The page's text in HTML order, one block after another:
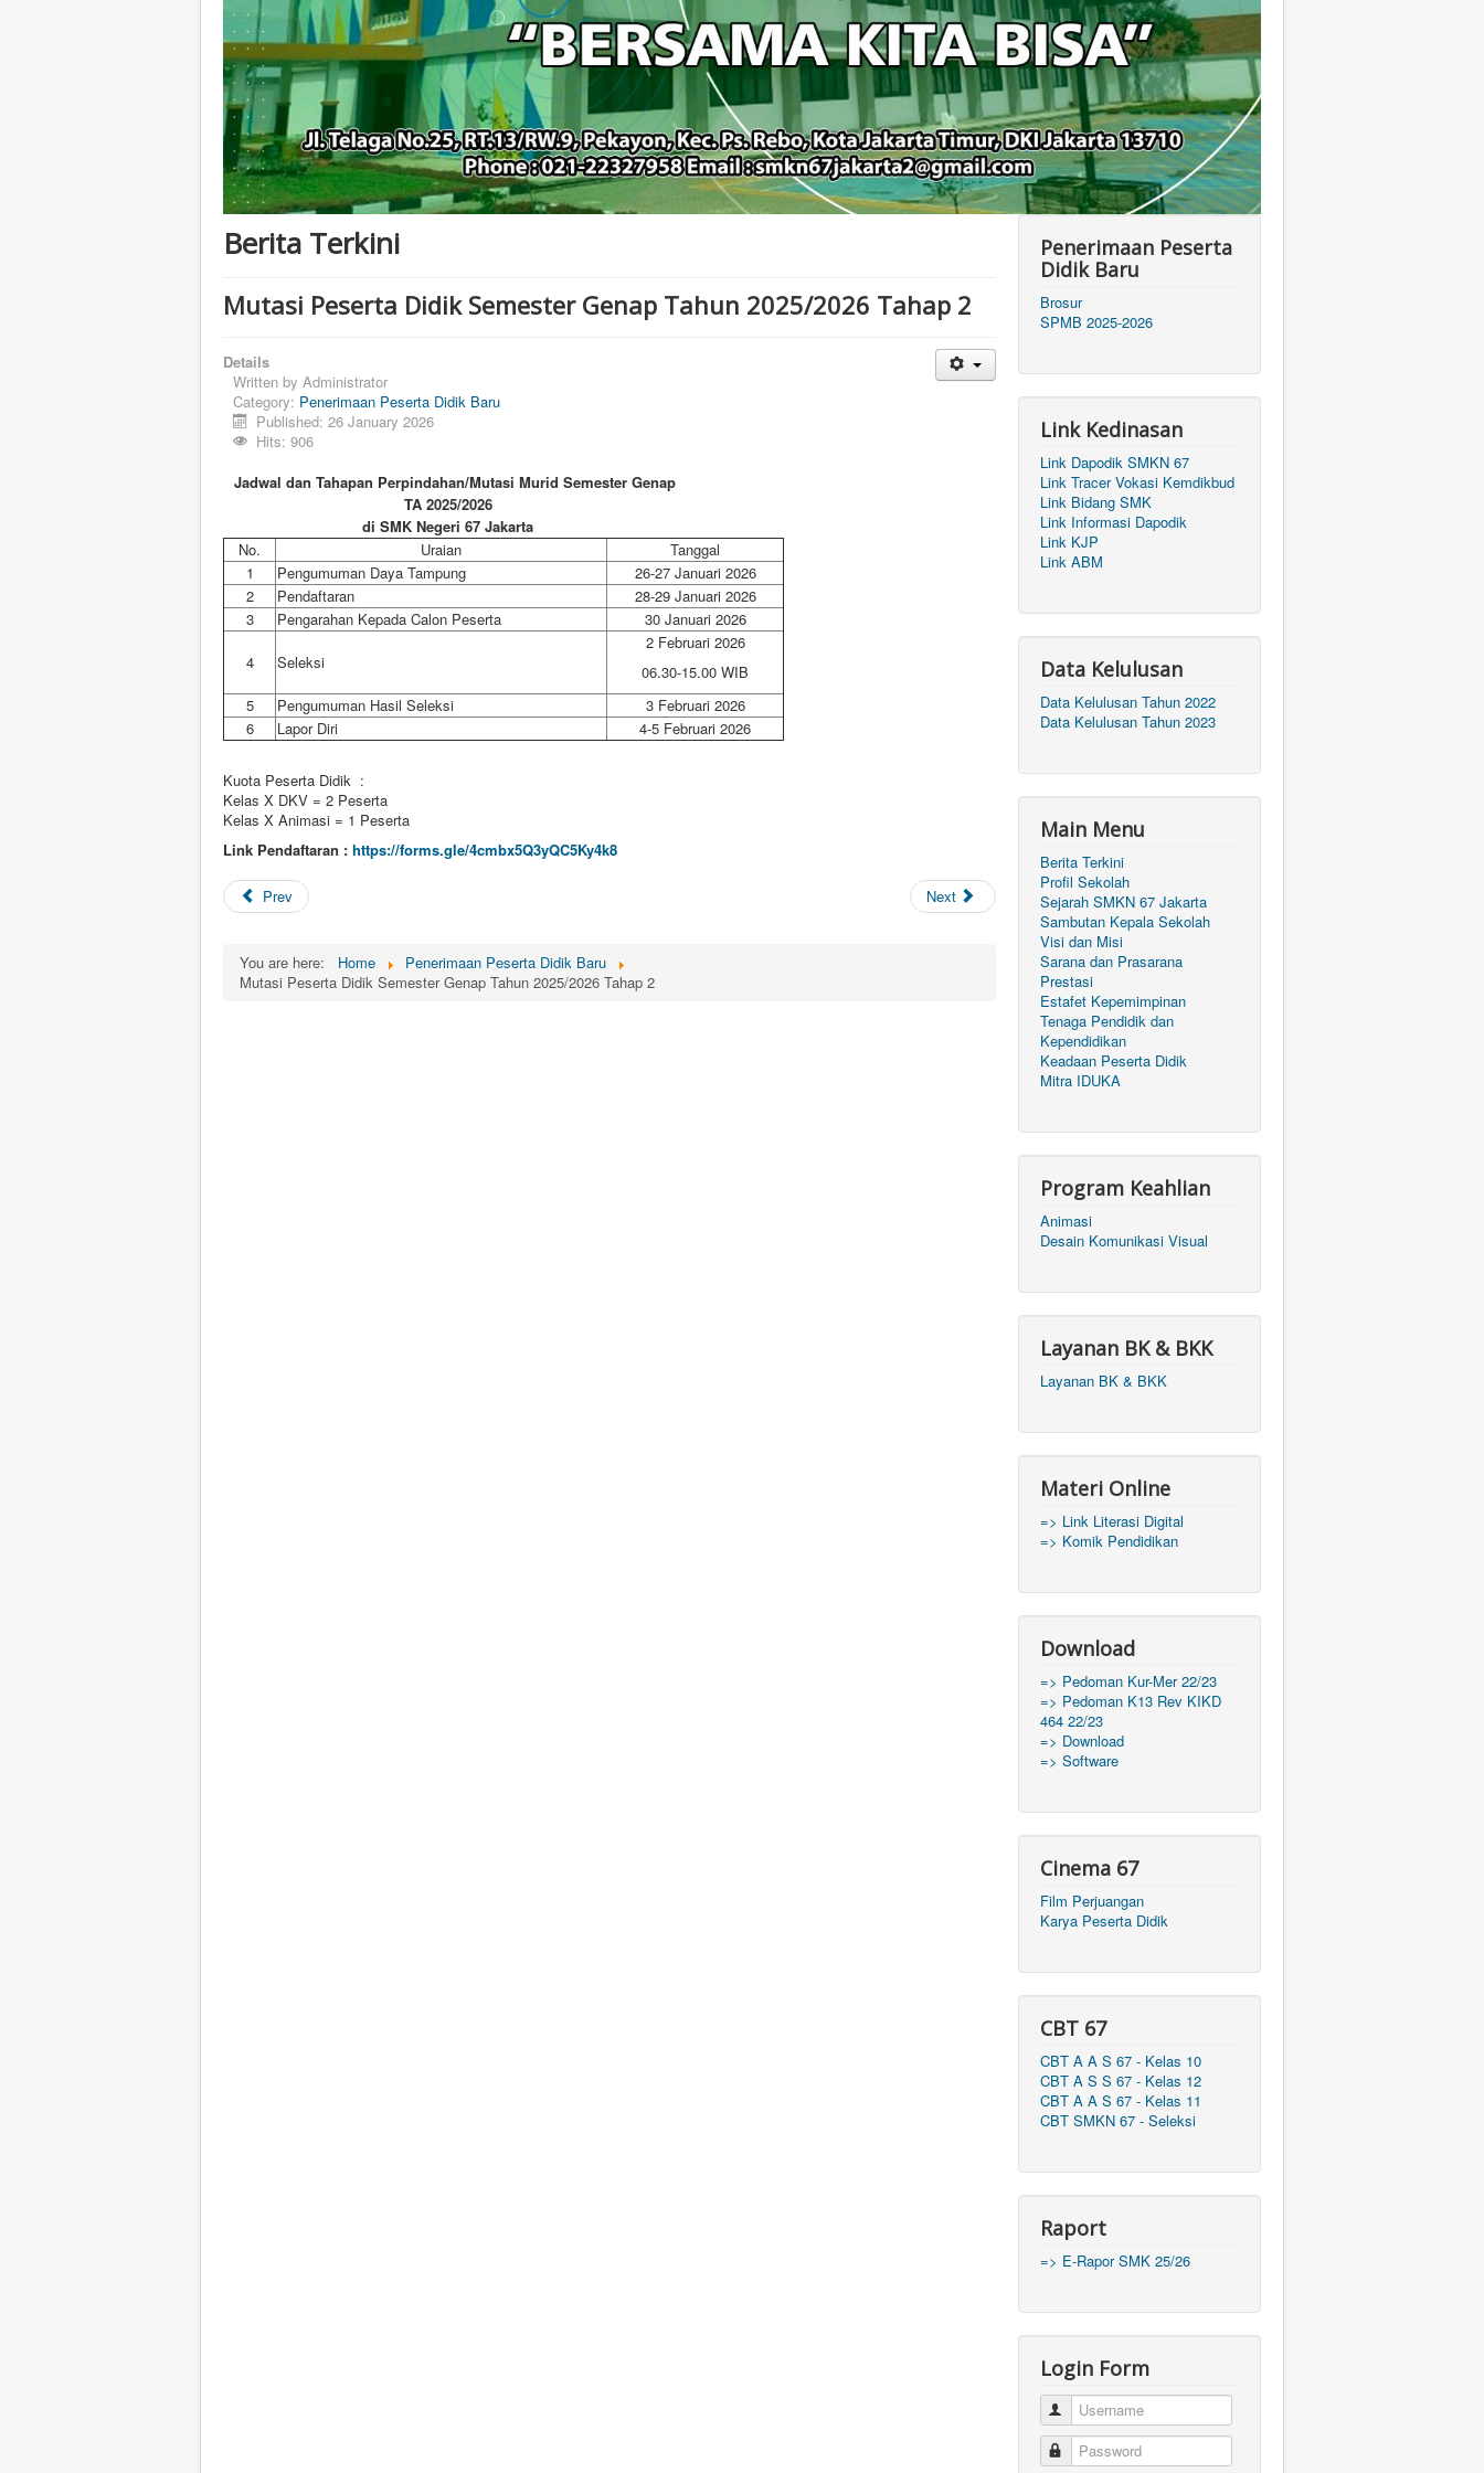
Berita Terkini
Mutasi Peserta Didik Semester Genap Tahun 2025/2026 Tahap 2
Details
Written by Administrator
Category: Penerimaan Peserta Didik Baru
Published: 26 January 2026
Hits: 906
Jadwal dan Tahapan Perpindahan/Mutasi Murid Semester Genap
TA 2025/2026
di SMK Negeri 67 Jakarta
No.
Uraian
Tanggal
1
Pengumuman Daya Tampung
26-27 Januari 2026
2
Pendaftaran
28-29 Januari 2026
3
Pengarahan Kepada Calon Peserta 30 Januari 2026
4 Seleksi
2 Februari 2026
06.30-15.00 WIB
5
Pengumuman Hasil Seleksi
3 Februari 2026
6
Lapor Diri 4-5 Februari 2026
Kuota Peserta Didik :
Kelas X DKV = 2 Peserta
Kelas X Animasi = 1 Peserta
Link Pendaftaran : https://forms.gle/4cmbx5Q3yQC5Ky4k8
Prev Next
You are here: Home
Penerimaan Peserta Didik Baru
Mutasi Peserta Didik Semester Genap Tahun 2025/2026 Tahap 2
Penerimaan Peserta
Didik Baru
Brosur
SPMB 2025-2026
Link Kedinasan
Link Dapodik SMKN 67
Link Tracer Vokasi Kemdikbud
Link Bidang SMK
Link Informasi Dapodik
Link KJP
Link ABM
Data Kelulusan
Data Kelulusan Tahun 2022
Data Kelulusan Tahun 2023
Main Menu
Berita Terkini
Profil Sekolah
Sejarah SMKN 67 Jakarta
Sambutan Kepala Sekolah
Visi dan Misi
Sarana dan Prasarana
Prestasi
Estafet Kepemimpinan
Tenaga Pendidik dan
Kependidikan
Keadaan Peserta Didik
Mitra IDUKA
Program Keahlian
Animasi
Desain Komunikasi Visual
Layanan BK & BKK
Layanan BK & BKK
Materi Online
=> Link Literasi Digital
=> Komik Pendidikan
Download
=> Pedoman Kur-Mer 22/23
=> Pedoman K13 Rev KIKD
464 22/23
=> Download
=> Software
Cinema 67
Film Perjuangan
Karya Peserta Didik
CBT 67
CBT A A S 67 - Kelas 10
CBT A S S 67 - Kelas 12
CBT A A S 67 - Kelas 11
CBT SMKN 67 - Seleksi
Raport
=> E-Rapor SMK 25/26
Login Form
Username
Password